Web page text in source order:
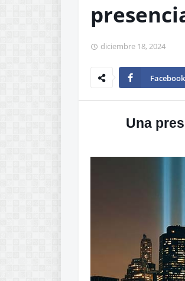
diciembre 18, 2024
Facebook
Una